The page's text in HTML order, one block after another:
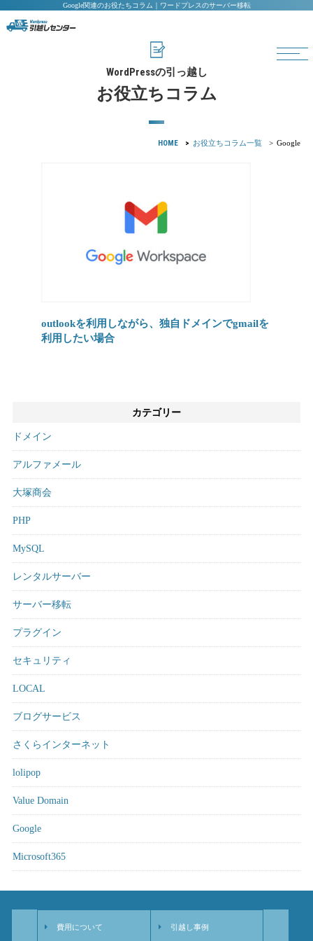
Google関連のお役たちコラム｜ワードプレスのサーバー移転
WordPressの引っ越し
お役立ちコラム
HOME お役立ちコラム一覧 Google
outlookを利用しながら、独自ドメインでgmailを
利用したい場合
カテゴリー
ドメイン
アルファメール
大塚商会
PHP
MySQL
レンタルサーバー
サーバー移転
プラグイン
セキュリティ
LOCAL
ブログサービス
さくらインターネット
lolipop
Value Domain
Google
Microsoft365
費用について 引越し事例